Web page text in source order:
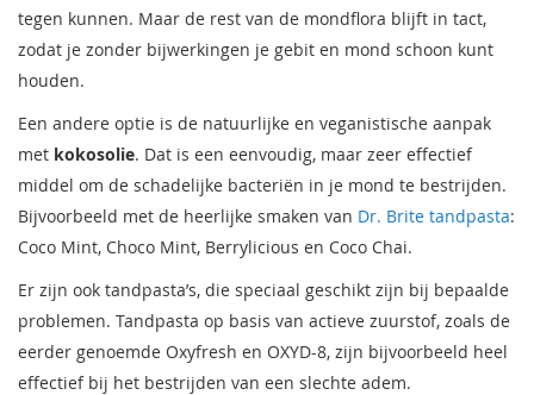
tegen kunnen. Maar de rest van de mondflora blijft in tact,
zodat je zonder bijwerkingen je gebit en mond schoon kunt
houden.
Een andere optie is de natuurlijke en veganistische aanpak
met kokosolie. Dat is een eenvoudig, maar zeer effectief
middel om de schadelijke bacteriën in je mond te bestrijden.
Bijvoorbeeld met de heerlijke smaken van Dr. Brite tandpasta:
Coco Mint, Choco Mint, Berrylicious en Coco Chai.
Er zijn ook tandpasta’s, die speciaal geschikt zijn bij bepaalde
problemen. Tandpasta op basis van actieve zuurstof, zoals de
eerder genoemde Oxyfresh en OXYD-8, zijn bijvoorbeeld heel
effectief bij het bestrijden van een slechte adem.